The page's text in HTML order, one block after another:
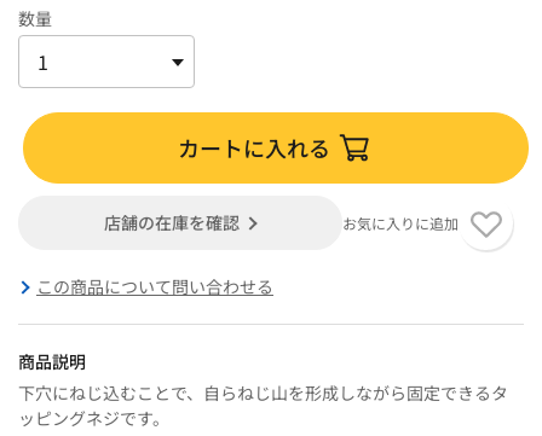
数量
カートに入れる
店舗の在庫を確認 お気に入りに追加
この商品について問い合わせる
商品説明
下穴にねじ込むことで、自らねじ山を形成しながら固定できるタ
ッピングネジです。